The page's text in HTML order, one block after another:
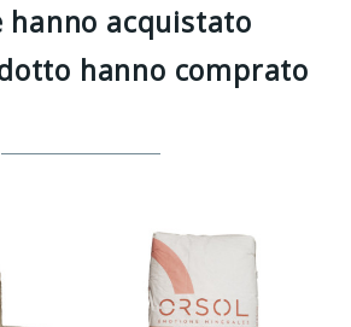
hanno acquistato
hanno comprato